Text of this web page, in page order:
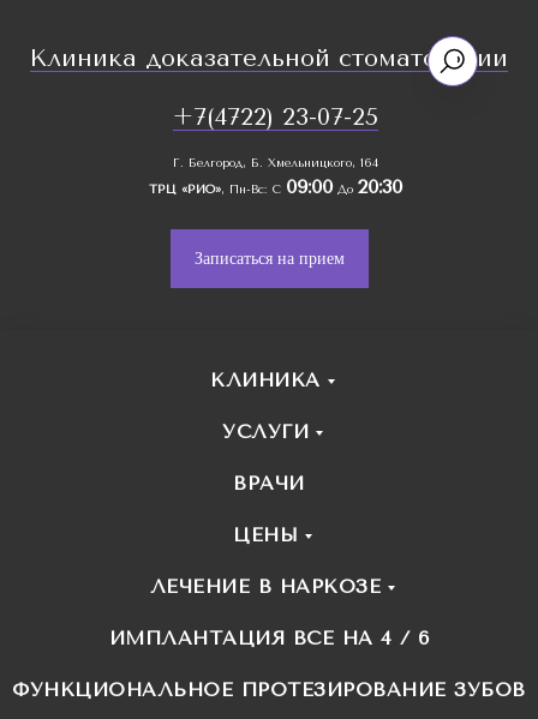
Клиника доказательной стоматологии
+7(4722) 23-07-25
Г. Белгород, Б. Хмельницкого, 164
ТРЦ «РИО», Пн-Вс: С 09:00До 20:30
Записаться на прием
КЛИНИКА
УСЛУГИ
ВРАЧИ
ЦЕНЫ
ЛЕЧЕНИЕ В НАРКОЗЕ
ИМПЛАНТАЦИЯ ВСЕ НА 4 / 6
ФУНКЦИОНАЛЬНОЕ ПРОТЕЗИРОВАНИЕ ЗУБОВ